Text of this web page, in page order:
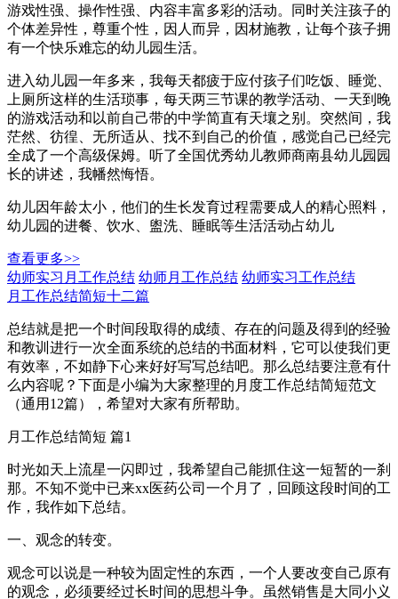
游戏性强、操作性强、内容丰富多彩的活动。同时关注孩子的
个体差异性，尊重个性，因人而异，因材施教，让每个孩子拥
有一个快乐难忘的幼儿园生活。
进入幼儿园一年多来，我每天都疲于应付孩子们吃饭、睡觉、
上厕所这样的生活琐事，每天两三节课的教学活动、一天到晚
的游戏活动和以前自己带的中学简直有天壤之别。突然间，我
茫然、彷徨、无所适从、找不到自己的价值，感觉自己已经完
全成了一个高级保姆。听了全国优秀幼儿教师商南县幼儿园园
长的讲述，我幡然悔悟。
幼儿因年龄太小，他们的生长发育过程需要成人的精心照料，
幼儿园的进餐、饮水、盥洗、睡眠等生活活动占幼儿
查看更多>>
幼师实习月工作总结 幼师月工作总结 幼师实习工作总结
月工作总结简短十二篇
总结就是把一个时间段取得的成绩、存在的问题及得到的经验
和教训进行一次全面系统的总结的书面材料，它可以使我们更
有效率，不如静下心来好好写写总结吧。那么总结要注意有什
么内容呢？下面是小编为大家整理的月度工作总结简短范文
（通用12篇），希望对大家有所帮助。
月工作总结简短 篇1
时光如天上流星一闪即过，我希望自己能抓住这一短暂的一刹
那。不知不觉中已来xx医药公司一个月了，回顾这段时间的工
作，我作如下总结。
一、观念的转变。
观念可以说是一种较为固定性的东西，一个人要改变自己原有
的观念，必须要经过长时间的思想斗争。虽然销售是大同小义